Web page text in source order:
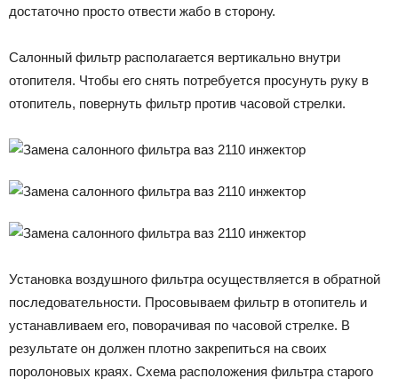
достаточно просто отвести жабо в сторону.
Салонный фильтр располагается вертикально внутри
отопителя. Чтобы его снять потребуется просунуть руку в
отопитель, повернуть фильтр против часовой стрелки.
Установка воздушного фильтра осуществляется в обратной
последовательности. Просовываем фильтр в отопитель и
устанавливаем его, поворачивая по часовой стрелке. В
результате он должен плотно закрепиться на своих
поролоновых краях. Схема расположения фильтра старого